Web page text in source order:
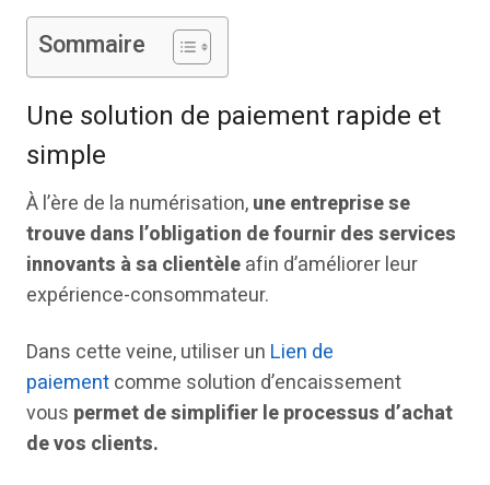
Sommaire
Une solution de paiement rapide et
simple
À l’ère de la numérisation,une entreprise se
trouve dans l’obligation de fournir des services
innovants à sa clientèleafin d’améliorer leur
expérience-consommateur.
Dans cette veine, utiliser un Lien de
paiementcomme solution d’encaissement
vous permet de simplifier le processus d’achat
de vos clients.